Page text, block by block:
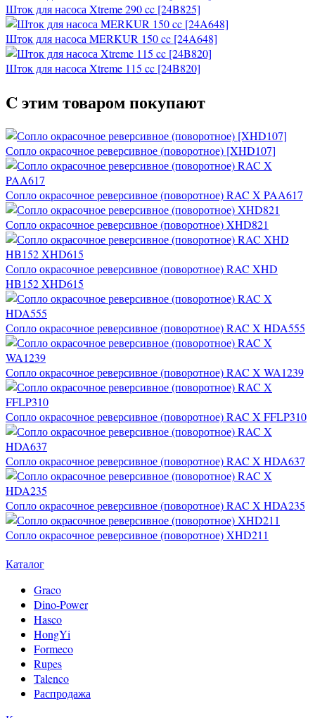
Шток для насоса Xtreme 290 cc [24B825]
Шток для насоса MERKUR 150 cc [24A648]
Шток для насоса Xtreme 115 cc [24B820]
C этим товаром покупают
Сопло окрасочное реверсивное (поворотное) [XHD107]
Сопло окрасочное реверсивное (поворотное) RAC X PAA617
Сопло окрасочное реверсивное (поворотное) XHD821
Сопло окрасочное реверсивное (поворотное) RAC XHD
HB152 XHD615
Сопло окрасочное реверсивное (поворотное) RAC X HDA555
Сопло окрасочное реверсивное (поворотное) RAC X WA1239
Сопло окрасочное реверсивное (поворотное) RAC X FFLP310
Сопло окрасочное реверсивное (поворотное) RAC X HDA637
Сопло окрасочное реверсивное (поворотное) RAC X HDA235
Сопло окрасочное реверсивное (поворотное) XHD211
Каталог
Graco
Dino-Power
Hasco
HongYi
Formeco
Rupes
Talenco
Распродажа